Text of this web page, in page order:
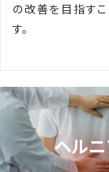
の改善を目指す
す。
ヘル